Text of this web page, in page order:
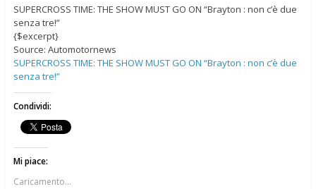
SUPERCROSS TIME: THE SHOW MUST GO ON “Brayton : non c’è due
senza tre!”
{$excerpt}
Source: Automotornews
SUPERCROSS TIME: THE SHOW MUST GO ON “Brayton : non c’è due
senza tre!”
Condividi:
Mi piace:
Caricamento...